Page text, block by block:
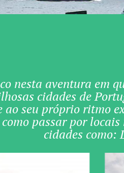
nesta aventura em
cidades de
ao seu próprio ritmo
passar por
cidades